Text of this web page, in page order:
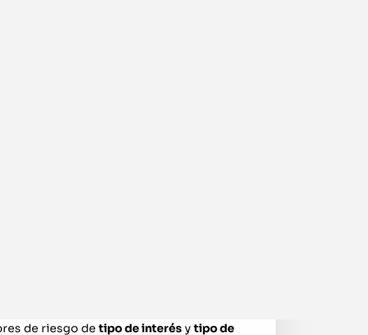
de riesgo de tipo de interésytipo de